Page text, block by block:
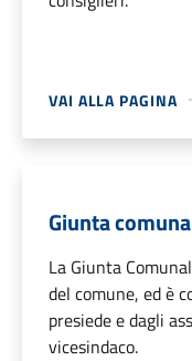
VAI ALLA PAGINA
Giunta
La Giunta
del comune, ed è
presiede e dagli
vicesindaco.